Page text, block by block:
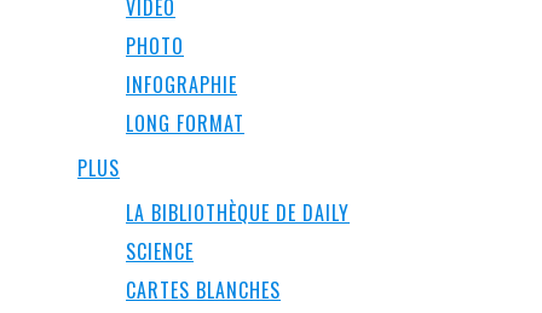
VIDÉO
PHOTO
INFOGRAPHIE
LONG FORMAT
PLUS
LA BIBLIOTHÈQUE DE DAILY
SCIENCE
CARTES BLANCHES